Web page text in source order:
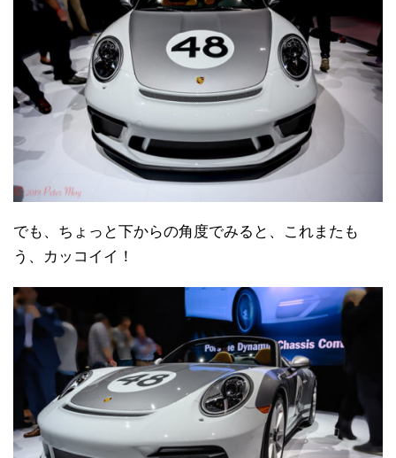
でも、ちょっと下からの角度でみると、これまたも
う、カッコイイ！